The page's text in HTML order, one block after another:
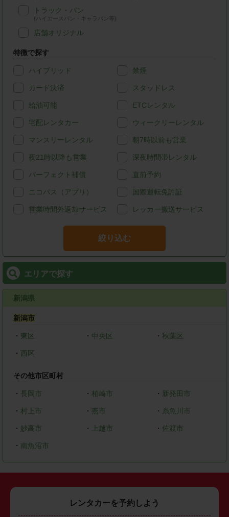
トラック・バン
(ハイエースバン・キャラバン等)
店舗オリジナル
特徴で探す
ハイブリッド 禁煙
カード決済 スタッドレス
給油可能 ETCレンタル
宅配レンタカー ウィークリーレンタル
マンスリーレンタル 朝7時以前も営業
夜21時以降も営業 深夜時間帯レンタル
パーフェクト補償 直前予約
ニコパス（アプリ） 国際運転免許証
営業時間外返却サービス レッカー搬送サービス
絞り込む
エリアで探す
新潟県
新潟市
・ 東区 ・ 中央区 ・ 秋葉区
・ 西区
その他市区町村
・ 長岡市 ・ 柏崎市 ・ 新発田市
・ 村上市 ・ 燕市 ・ 糸魚川市
・ 妙高市 ・ 上越市 ・ 佐渡市
・ 南魚沼市
レンタカーを予約しよう